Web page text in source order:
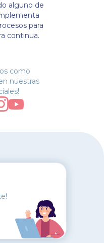
alguno de
para
continua.
como
nuestras